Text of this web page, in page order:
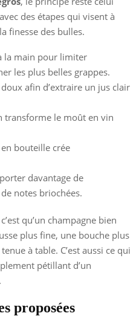
des étapes qui visent à
finesse des bulles.
la main pour limiter
les plus belles grappes.
afin d’extraire un jus clair
transforme le moût en vin
bouteille crée
davantage de
notes briochées.
qu’un champagne bien
plus fine, une bouche plus
à table. C’est aussi ce qui
pétillant d’un
proposées